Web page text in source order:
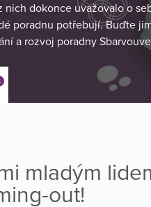
dokonce uvažovalo o
poradnu potřebují. Buďte
a rozvoj poradny
mladým
out!